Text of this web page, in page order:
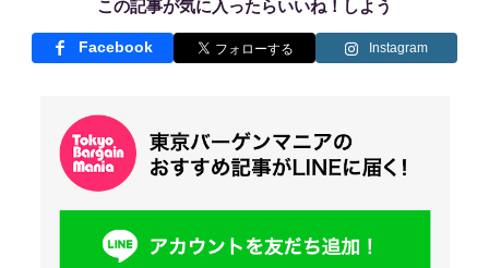
この記事が気に入ったらいいね！しよう
Facebook Instagram